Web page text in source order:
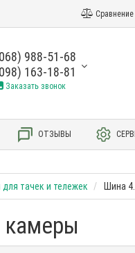
988-51-68
163-18-81
Заказать звонок
ОТЗЫВЫ
тачек и тележек Шина
камеры